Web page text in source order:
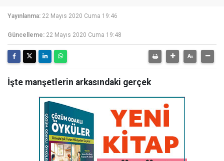
Yayınlanma: 22 Mayıs 2020 Cuma 19:46
Güncelleme: 22 Mayıs 2020 Cuma 19:48
İşte manşetlerin arkasındaki gerçek